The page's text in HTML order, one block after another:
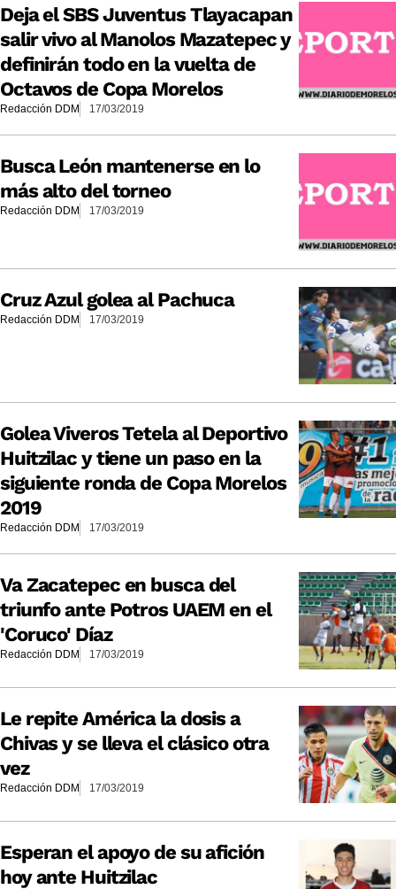
Deja el SBS Juventus Tlayacapan
salir vivo al Manolos Mazatepec y
definirán todo en la vuelta de
Octavos de Copa Morelos
Redacción DDM 17/03/2019
Busca León mantenerse en lo
más alto del torneo
Redacción DDM 17/03/2019
Cruz Azul golea al Pachuca
Redacción DDM 17/03/2019
Golea Viveros Tetela al Deportivo
Huitzilac y tiene un paso en la
siguiente ronda de Copa Morelos
2019
Redacción DDM 17/03/2019
Va Zacatepec en busca del
triunfo ante Potros UAEM en el
'Coruco' Díaz
Redacción DDM 17/03/2019
Le repite América la dosis a
Chivas y se lleva el clásico otra
vez
Redacción DDM 17/03/2019
Esperan el apoyo de su afición
hoy ante Huitzilac